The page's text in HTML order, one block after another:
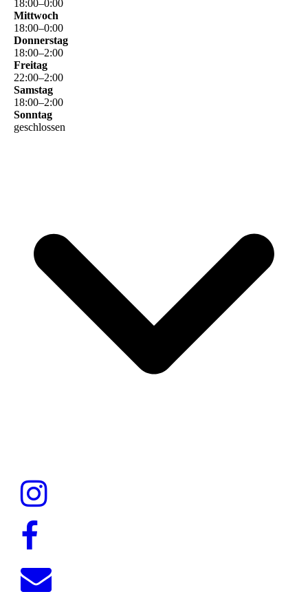
18:00–0:00
Mittwoch
18:00–0:00
Donnerstag
18:00–2:00
Freitag
22:00–2:00
Samstag
18:00–2:00
Sonntag
geschlossen